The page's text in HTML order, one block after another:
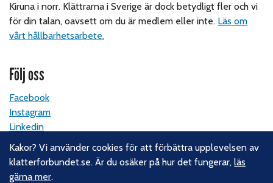
Kiruna i norr. Klättrarna i Sverige är dock betydligt fler och vi
för din talan, oavsett om du är medlem eller inte. Läs om
vårt hållbarhetsarbete.
Följ oss
Facebook
Instagram
Linkedin
Nyhetsbrev
Kakor? Vi använder cookies för att förbättra upplevelsen av
klatterforbundet.se. Är du osäker på hur det fungerar,läs
gärna mer.